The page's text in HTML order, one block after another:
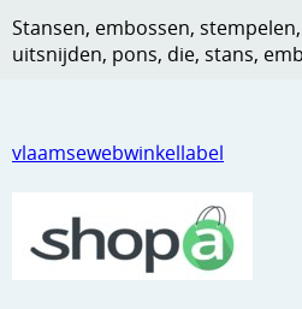
Kneedmateriaal
Netjes opbergen
Papier en karton
vlaamsewebwinkellabel
Stansen, embossen,
uitsnijden, pons, die, stans,